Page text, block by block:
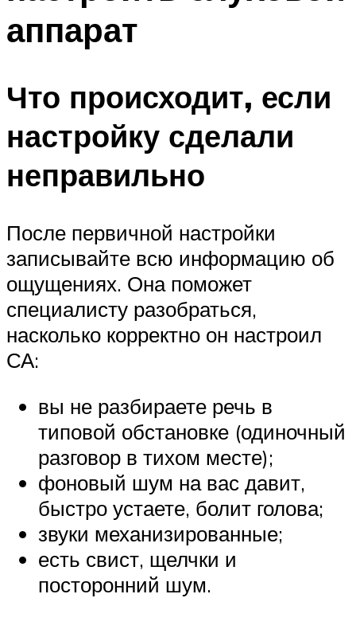
аппарат
Что происходит, если
настройку сделали
неправильно
После первичной настройки
записывайте всю информацию об
ощущениях. Она поможет
специалисту разобраться,
насколько корректно он настроил
СА:
вы не разбираете речь в
типовой обстановке (одиночный
разговор в тихом месте);
фоновый шум на вас давит,
быстро устаете, болит голова;
звуки механизированные;
есть свист, щелчки и
посторонний шум.